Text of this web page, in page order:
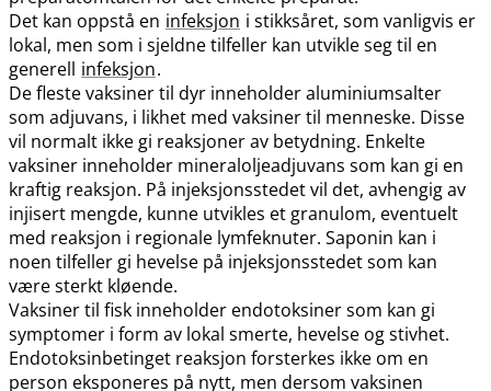
Det kan oppstå en infeksjon i stikksåret, som vanligvis er
lokal, men som i sjeldne tilfeller kan utvikle seg til en
generell infeksjon.
De fleste vaksiner til dyr inneholder aluminiumsalter
som adjuvans, i likhet med vaksiner til menneske. Disse
vil normalt ikke gi reaksjoner av betydning. Enkelte
vaksiner inneholder mineraloljeadjuvans som kan gi en
kraftig reaksjon. På injeksjonsstedet vil det, avhengig av
injisert mengde, kunne utvikles et granulom, eventuelt
med reaksjon i regionale lymfeknuter. Saponin kan i
noen tilfeller gi hevelse på injeksjonsstedet som kan
være sterkt kløende.
Vaksiner til fisk inneholder endotoksiner som kan gi
symptomer i form av lokal smerte, hevelse og stivhet.
Endotoksinbetinget reaksjon forsterkes ikke om en
person eksponeres på nytt, men dersom vaksinen